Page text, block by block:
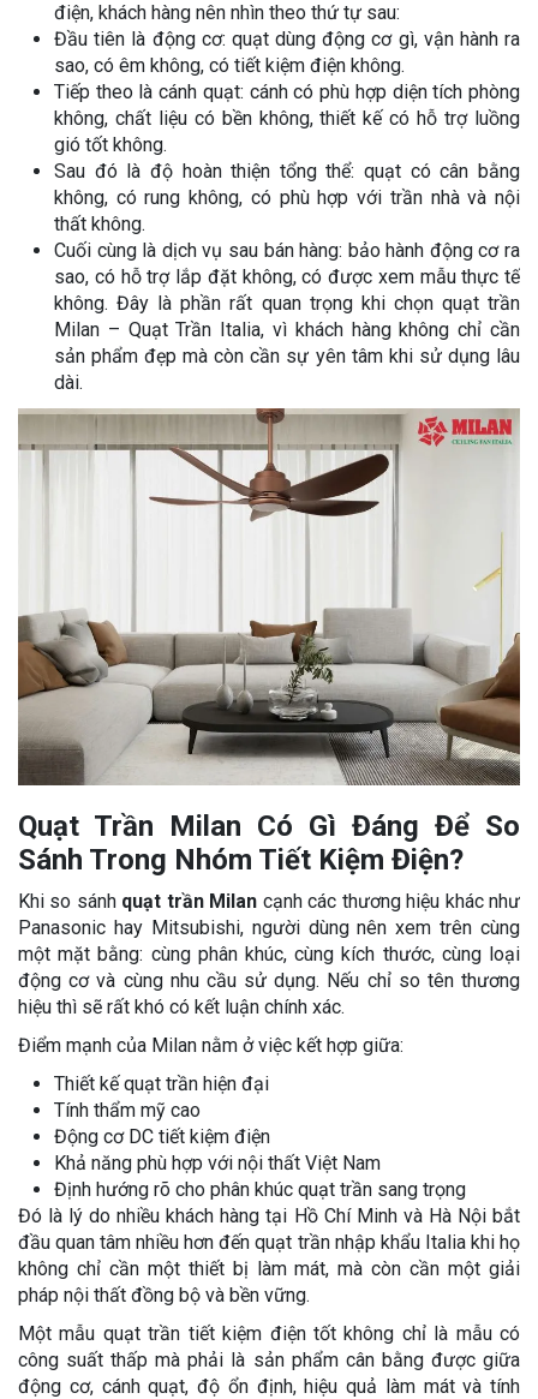
điện, khách hàng nên nhìn theo thứ tự sau:
Đầu tiên là động cơ: quạt dùng động cơ gì, vận hành ra
sao, có êm không, có tiết kiệm điện không.
Tiếp theo là cánh quạt: cánh có phù hợp diện tích phòng
không, chất liệu có bền không, thiết kế có hỗ trợ luồng
gió tốt không.
Sau đó là độ hoàn thiện tổng thể: quạt có cân bằng
không, có rung không, có phù hợp với trần nhà và nội
thất không.
Cuối cùng là dịch vụ sau bán hàng: bảo hành động cơ ra
sao, có hỗ trợ lắp đặt không, có được xem mẫu thực tế
không. Đây là phần rất quan trọng khi chọn quạt trần
Milan – Quạt Trần Italia, vì khách hàng không chỉ cần
sản phẩm đẹp mà còn cần sự yên tâm khi sử dụng lâu
dài.
Quạt Trần Milan Có Gì Đáng Để So
Sánh Trong Nhóm Tiết Kiệm Điện?
Khi so sánh quạt trần Milan cạnh các thương hiệu khác như
Panasonic hay Mitsubishi, người dùng nên xem trên cùng
một mặt bằng: cùng phân khúc, cùng kích thước, cùng loại
động cơ và cùng nhu cầu sử dụng. Nếu chỉ so tên thương
hiệu thì sẽ rất khó có kết luận chính xác.
Điểm mạnh của Milan nằm ở việc kết hợp giữa:
Thiết kế quạt trần hiện đại
Tính thẩm mỹ cao
Động cơ DC tiết kiệm điện
Khả năng phù hợp với nội thất Việt Nam
Định hướng rõ cho phân khúc quạt trần sang trọng
Đó là lý do nhiều khách hàng tại Hồ Chí Minh và Hà Nội bắt
đầu quan tâm nhiều hơn đến quạt trần nhập khẩu Italia khi họ
không chỉ cần một thiết bị làm mát, mà còn cần một giải
pháp nội thất đồng bộ và bền vững.
Một mẫu quạt trần tiết kiệm điện tốt không chỉ là mẫu có
công suất thấp mà phải là sản phẩm cân bằng được giữa
động cơ, cánh quạt, độ ổn định, hiệu quả làm mát và tính